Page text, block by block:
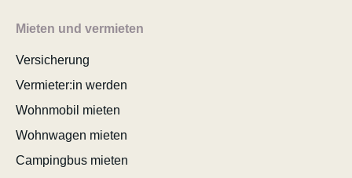
Mieten und vermieten
Versicherung
Vermieter:in werden
Wohnmobil mieten
Wohnwagen mieten
Campingbus mieten